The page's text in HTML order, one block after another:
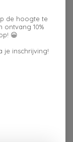
de hoogte te
ontvang 10%
😀
je inschrijving!